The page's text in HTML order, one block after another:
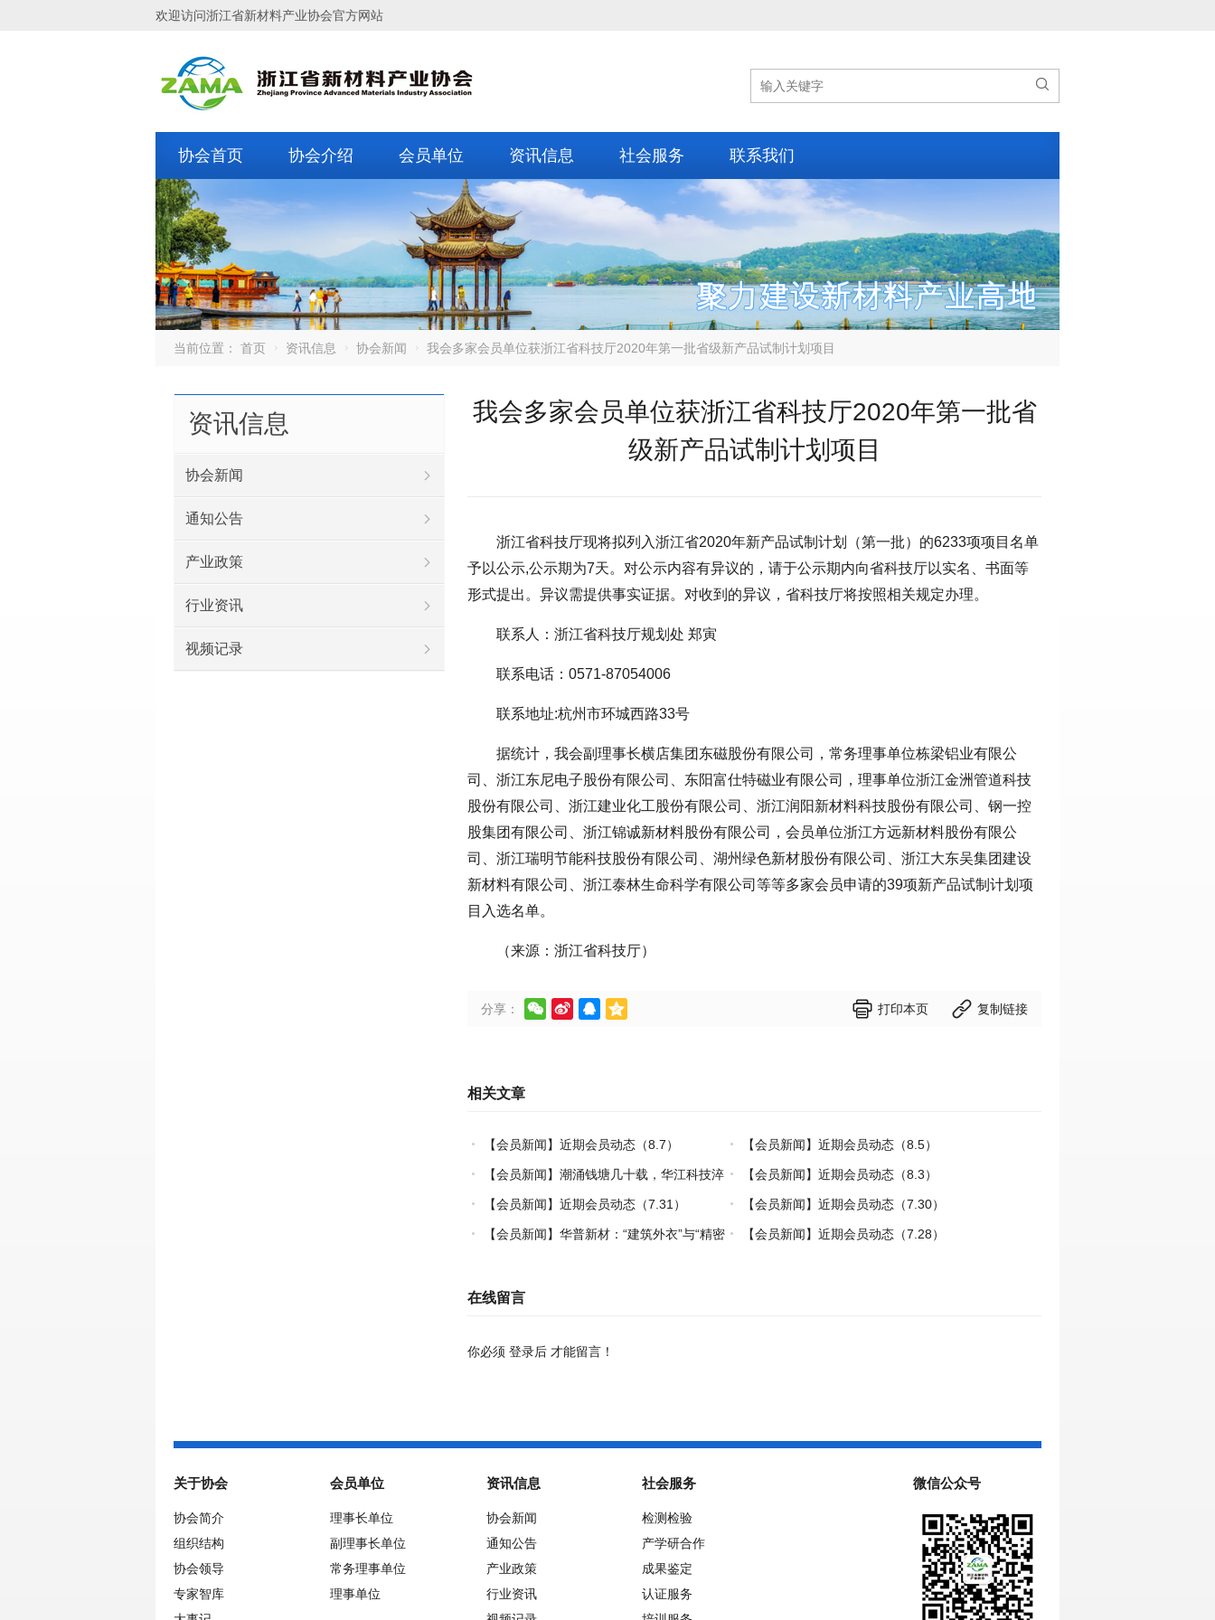
欢迎访问浙江省新材料产业协会官方网站

协会首页 协会介绍 会员单位 资讯信息 社会服务 联系我们
当前位置： 首页 资讯信息 协会新闻 我会多家会员单位获浙江省科技厅2020年第一批省级新产品试制计划项目
我会多家会员单位获浙江省科技厅2020年第一批省
级新产品试制计划项目
浙江省科技厅现将拟列入浙江省2020年新产品试制计划（第一批）的6233项项目名单
予以公示,公示期为7天。对公示内容有异议的，请于公示期内向省科技厅以实名、书面等
形式提出。异议需提供事实证据。对收到的异议，省科技厅将按照相关规定办理。
联系人：浙江省科技厅规划处 郑寅
联系电话：0571-87054006
联系地址:杭州市环城西路33号
据统计，我会副理事长横店集团东磁股份有限公司，常务理事单位栋梁铝业有限公
司、浙江东尼电子股份有限公司、东阳富仕特磁业有限公司，理事单位浙江金洲管道科技
股份有限公司、浙江建业化工股份有限公司、浙江润阳新材料科技股份有限公司、钢一控
股集团有限公司、浙江锦诚新材料股份有限公司，会员单位浙江方远新材料股份有限公
司、浙江瑞明节能科技股份有限公司、湖州绿色新材股份有限公司、浙江大东吴集团建设
新材料有限公司、浙江泰林生命科学有限公司等等多家会员申请的39项新产品试制计划项
目入选名单。
（来源：浙江省科技厅）
分享：      打印本页  复制链接
相关文章
【会员新闻】近期会员动态（8.7） 【会员新闻】近期会员动态（8.5）
【会员新闻】潮涌钱塘几十载，华江科技淬
炼热塑复材中国力量
【会员新闻】近期会员动态（8.3）
【会员新闻】近期会员动态（7.31） 【会员新闻】近期会员动态（7.30）
【会员新闻】华普新材：“建筑外衣”与“精密
【会员新闻】近期会员动态（7.28）
在线留言
你必须 登录后 才能留言！
资讯信息
协会新闻
通知公告
产业政策
行业资讯
视频记录
关于协会
协会简介
组织结构
协会领导
专家智库
会员单位
理事长单位
副理事长单位
常务理事单位
理事单位
资讯信息
协会新闻
通知公告
产业政策
行业资讯
社会服务
检测检验
产学研合作
成果鉴定
认证服务
微信公众号